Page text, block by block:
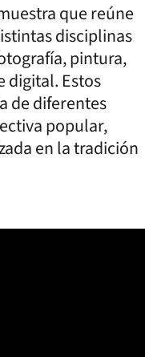
que reúne
disciplinas
pintura,
digital. Estos
de diferentes
popular,
en la tradición